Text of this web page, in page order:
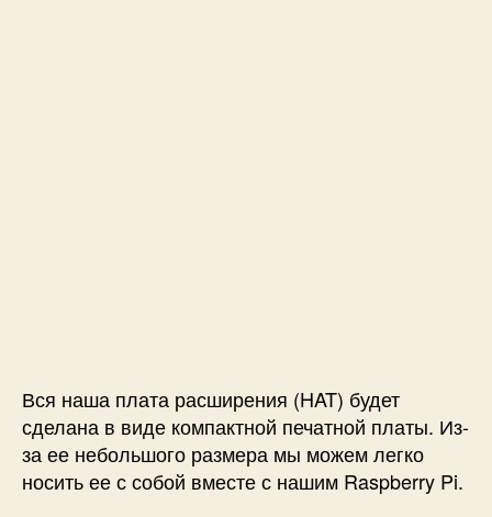
й
-
и
о
н
Вся наша плата расширения (HAT) будет
сделана в виде компактной печатной платы. Из-
за ее небольшого размера мы можем легко
носить ее с собой вместе с нашим Raspberry Pi.